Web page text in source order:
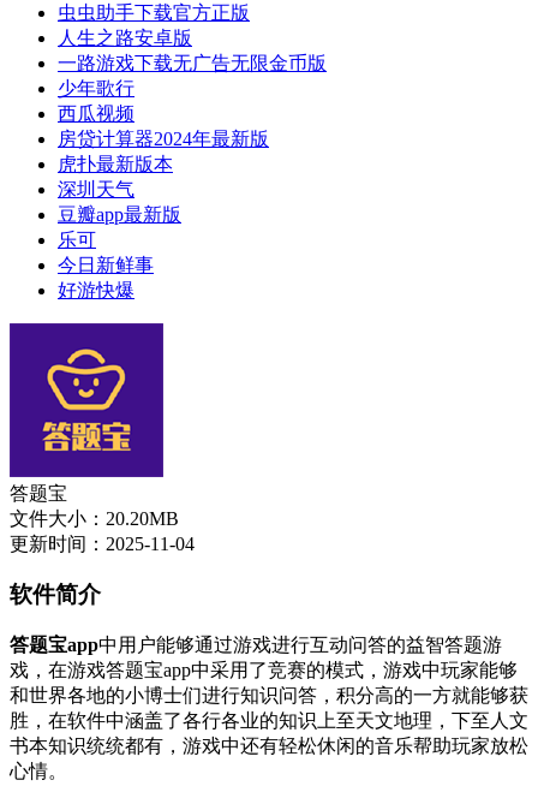
虫虫助手下载官方正版
人生之路安卓版
一路游戏下载无广告无限金币版
少年歌行
西瓜视频
房贷计算器2024年最新版
虎扑最新版本
深圳天气
豆瓣app最新版
乐可
今日新鲜事
好游快爆
答题宝
文件大小：20.20MB
更新时间：2025-11-04
软件简介
答题宝app中用户能够通过游戏进行互动问答的益智答题游
戏，在游戏答题宝app中采用了竞赛的模式，游戏中玩家能够
和世界各地的小博士们进行知识问答，积分高的一方就能够获
胜，在软件中涵盖了各行各业的知识上至天文地理，下至人文
书本知识统统都有，游戏中还有轻松休闲的音乐帮助玩家放松
心情。